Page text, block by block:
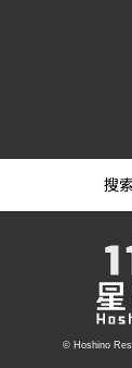
搜
© Hoshino